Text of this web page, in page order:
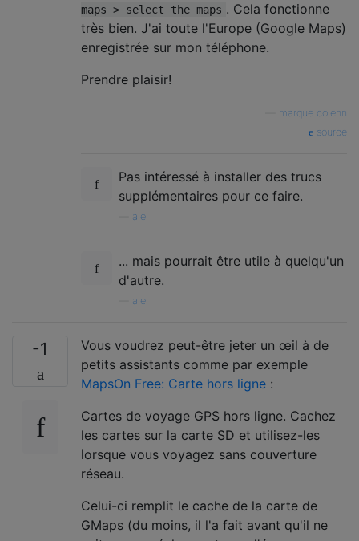
maps > select the maps . Cela fonctionne
très bien. J'ai toute l'Europe (Google Maps)
enregistrée sur mon téléphone.
Prendre plaisir!
marque colenn
source
Pas intéressé à installer des trucs
supplémentaires pour ce faire.
ale
... mais pourrait être utile à quelqu'un
d'autre.
ale
-1
Vous voudrez peut-être jeter un œil à de
petits assistants comme par exemple
MapsOn Free: Carte hors ligne :
Cartes de voyage GPS hors ligne. Cachez
les cartes sur la carte SD et utilisez-les
lorsque vous voyagez sans couverture
réseau.
Celui-ci remplit le cache de la carte de
GMaps (du moins, il l'a fait avant qu'il ne